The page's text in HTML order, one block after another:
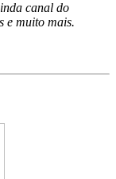
canal do
e muito mais.